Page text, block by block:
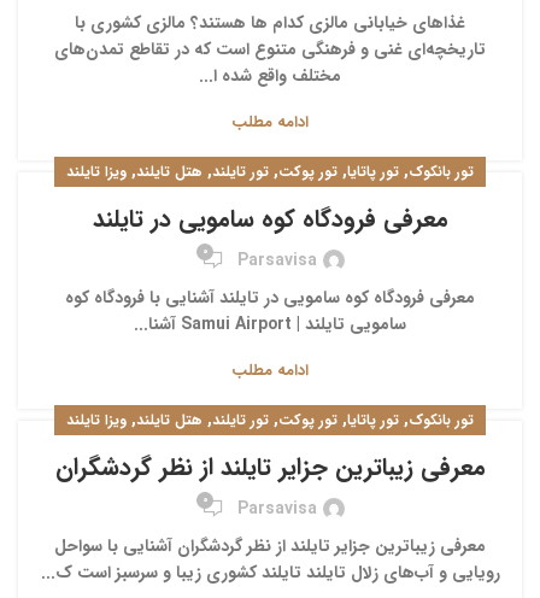
غذاهای خیابانی مالزی کدام ها هستند؟ مالزی کشوری با
تاریخچه‌ای غنی و فرهنگی متنوع است که در تقاطع تمدن‌های
مختلف واقع شده ا...
ادامه مطلب
تور بانکوک, تور پاتایا, تور پوکت, تور تایلند, هتل تایلند, ویزا تایلند
معرفی فرودگاه کوه سامویی در تایلند
Parsavisa
0
معرفی فرودگاه کوه سامویی در تایلند آشنایی با فرودگاه کوه
سامویی تایلند | Samui Airport آشنا...
ادامه مطلب
تور بانکوک, تور پاتایا, تور پوکت, تور تایلند, هتل تایلند, ویزا تایلند
معرفی زیباترین جزایر تایلند از نظر گردشگران
Parsavisa
0
معرفی زیباترین جزایر تایلند از نظر گردشگران آشنایی با سواحل
رویایی و آب‌های زلال تایلند تایلند کشوری زیبا و سرسبز است ک...